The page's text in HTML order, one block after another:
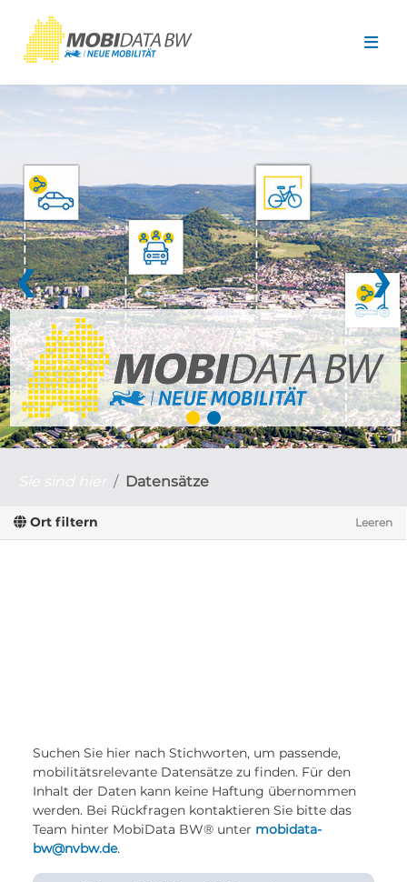
❮ ❯
Datensätze
Ort filtern Leeren
Suchen Sie hier nach Stichworten, um passende,
mobilitätsrelevante Datensätze zu finden. Für den
Inhalt der Daten kann keine Haftung übernommen
werden. Bei Rückfragen kontaktieren Sie bitte das
Team hinter MobiData BW® unter mobidata-
bw@nvbw.de.